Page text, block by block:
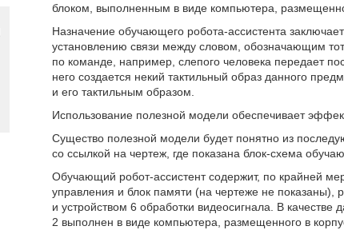
блоком, выполненным в виде компьютера,
Назначение обучающего робота-ассистента
установлению связи между словом, обозначающим
по команде, например, слепого человека передает
него создается некий тактильный образ данного
и его тактильным образом.
Использование полезной модели обеспечивает
Существо полезной модели будет понятно из
со ссылкой на чертеж, где показана блок-схема
Обучающий робот-ассистент содержит, по крайней
управления и блок памяти (на чертеже не показаны),
и устройством 6 обработки видеосигнала. В
2 выполнен в виде компьютера, размещенного в